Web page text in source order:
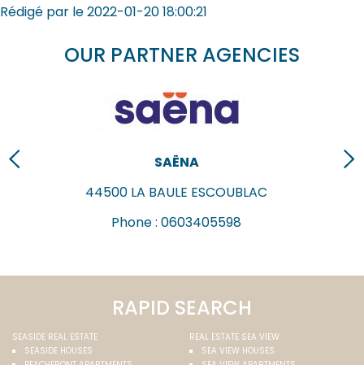
Rédigé par le2022-01-20 18:00:21
OUR PARTNER AGENCIES
SAËNA
44500 LA BAULE ESCOUBLAC
Phone :0603405598
DEMEURES NORMANDES
1 Rue Jules Crochemore 76540
Phone :09 83 61 70 51
RAPID SEARCH
SEASIDE REAL ESTATE
SEASIDE HOUSES
REAL ESTATE SEA VIEW
SEA VIEW HOUSES